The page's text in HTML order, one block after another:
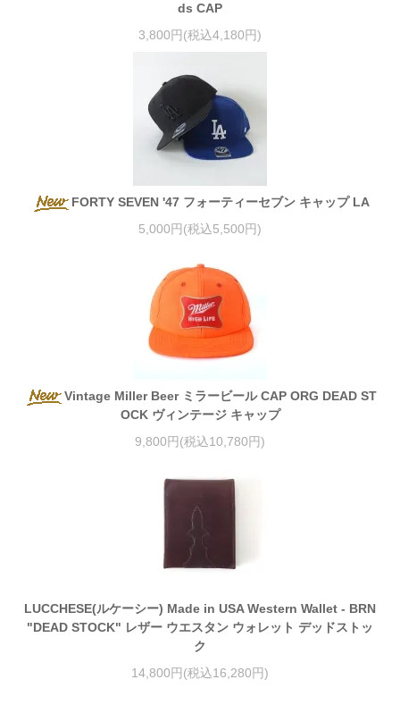
ds CAP
3,800円(税込4,180円)
FORTY SEVEN '47 フォーティーセブン キャップ LA
5,000円(税込5,500円)
Vintage Miller Beer ミラービール CAP ORG DEAD ST
OCK ヴィンテージ キャップ
9,800円(税込10,780円)
LUCCHESE(ルケーシー) Made in USA Western Wallet - BRN
"DEAD STOCK" レザー ウエスタン ウォレット デッドストッ
ク
14,800円(税込16,280円)